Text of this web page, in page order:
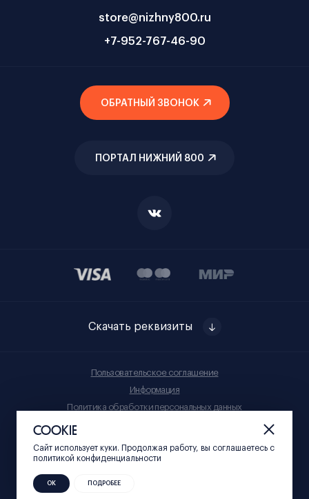
store@nizhny800.ru
+7-952-767-46-90
Скачать реквизиты
ОБРАТНЫЙ ЗВОНОК
ПОРТАЛ НИЖНИЙ 800
© Нижний 800, 2023
Пользовательское соглашение
Информация
Политика обработки персональных данных
COOKIE
Сайт использует куки. Продолжая работу, вы соглашаетесь c
политикой конфиденциальности
ОК ПОДРОБЕЕ